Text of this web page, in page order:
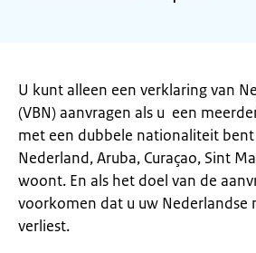
U kunt alleen een verklaring van
(VBN) aanvragen als u een
met een dubbele nationaliteit
Nederland, Aruba, Curaçao, Sint
woont. En als het doel van de
voorkomen dat u uw Nederlandse
verliest.